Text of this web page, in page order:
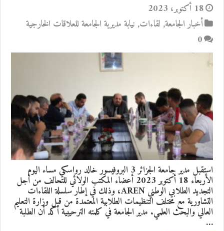
18 أكتوبر، 2023
أخبار الجامعة, لقاءات, نيابة مديرية الجامعة للعلاقات الخارجية
0
استقبل مدير جامعة الجزائر 3 البروفيسور خالد رواسكي مساء اليوم
الأربعاء 18 أكتوبر 2023 أعضاء المكتب الولائي للتحالف من أجل
التجديد الطلابي الوطني AREN، وذلك في إطار سلسلة اللقاءات
التشاورية مع مختلف التنظيمات الطلابية المعتمدة من قبل وزارة التعليم
العالي والبحث العلمي. مدير الجامعة في كلمته الترحيبية أكد أن الطلبة
…